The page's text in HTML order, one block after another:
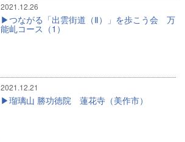
2021.12.26
つながる「出雲街道（Ⅱ）」を歩こう会 万
能乢コース（1）
2021.12.21
瑠璃山 勝功徳院 蓮花寺（美作市）